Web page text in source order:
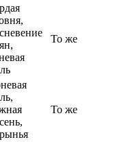
То же
То же